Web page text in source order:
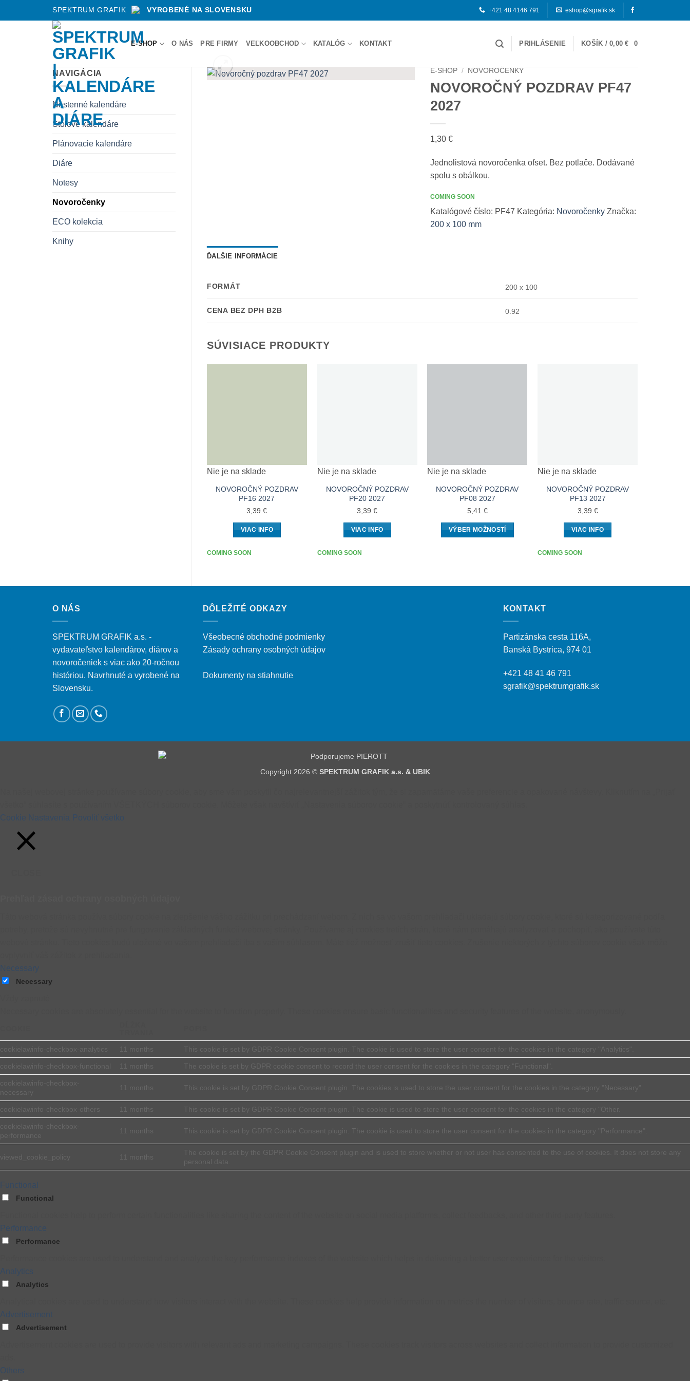
to
SPEKTRUM GRAFIK VYROBENÉ NA SLOVENSKU +421 48 4146 791 eshop@sgrafik.sk
E-SHOP O NÁS PRE FIRMY VEĽKOOBCHOD KATALÓG KONTAKT PRIHLÁSENIE KOŠÍK /0,00€ 0
NAVIGÁCIA
Nástenné kalendáre
Stolové kalendáre
Plánovacie kalendáre
Diáre
Notesy
Novoročenky
ECO kolekcia
Knihy
E-SHOP / NOVOROČENKY
NOVOROČNÝ POZDRAV PF47
2027
1,30 €
Jednolistová novoročenka ofset. Bez potlače. Dodávané
spolu s obálkou.
COMING SOON
Katalógové číslo: PF47 Kategória: Novoročenky Značka:
200 x 100 mm
ĎALŠIE INFORMÁCIE
FORMÁT 200 x 100
CENA BEZ DPH B2B 0.92
SÚVISIACE PRODUKTY
Nie je na sklade
NOVOROČNÝ POZDRAV
PF16 2027
3,39€
VIAC INFO
COMING SOON
Nie je na sklade
NOVOROČNÝ POZDRAV
PF20 2027
3,39€
VIAC INFO
COMING SOON
Nie je na sklade
NOVOROČNÝ POZDRAV
PF08 2027
5,41 €
VÝBER MOŽNOSTÍ
produktu.
Nie je na sklade
NOVOROČNÝ POZDRAV
PF13 2027
3,39 €
VIAC INFO
COMING SOON
O NÁS
SPEKTRUM GRAFIK a.s. -
vydavateľstvo kalendárov, diárov a
novoročeniek s viac ako 20-ročnou
históriou. Navrhnuté a vyrobené na
Slovensku.
DÔLEŽITÉ ODKAZY
Všeobecné obchodné podmienky
Zásady ochrany osobných údajov
Dokumenty na stiahnutie
KONTAKT
Partizánska cesta 116A,
Banská Bystrica, 974 01
+421 48 41 46 791
sgrafik@spektrumgrafik.sk
Copyright 2026 © SPEKTRUM GRAFIK a.s. & UBIK
Cookie Nastavenia Povoliť všetko
Necessary
Necessary
cookielawinfo-checkbox-analytics 11 months This cookie is set by GDPR Cookie Consent plugin. The cookie is used to store the user consent for the cookies in the category "Analytics".
cookielawinfo-checkbox-functional 11 months The cookie is set by GDPR cookie consent to record the user consent for the cookies in the category "Functional".
cookielawinfo-checkbox-
necessary
11 months This cookie is set by GDPR Cookie Consent plugin. The cookies is used to store the user consent for the cookies in the category "Necessary".
cookielawinfo-checkbox-others 11 months This cookie is set by GDPR Cookie Consent plugin. The cookie is used to store the user consent for the cookies in the category "Other.
cookielawinfo-checkbox-
performance
11 months This cookie is set by GDPR Cookie Consent plugin. The cookie is used to store the user consent for the cookies in the category "Performance".
viewed_cookie_policy 11 months
The cookie is set by the GDPR Cookie Consent plugin and is used to store whether or not user has consented to the use of cookies. It does not store any
personal data.
Functional
Functional
Performance
Performance
Analytics
Analytics
Advertisement
Advertisement
Others